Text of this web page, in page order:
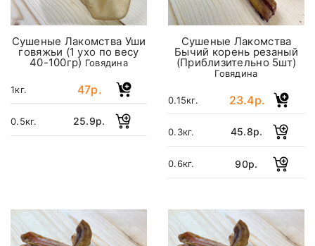
Сушеные Лакомства Уши
говяжьи (1 ухо по весу
40-100гр) Говядина
1кг. 47р.
0.5кг. 25.9р.
Сушеные Лакомства
Бычий корень резаный
(Приблизительно 5шт)
Говядина
0.15кг. 23.4р.
0.3кг. 45.8р.
0.6кг. 90р.